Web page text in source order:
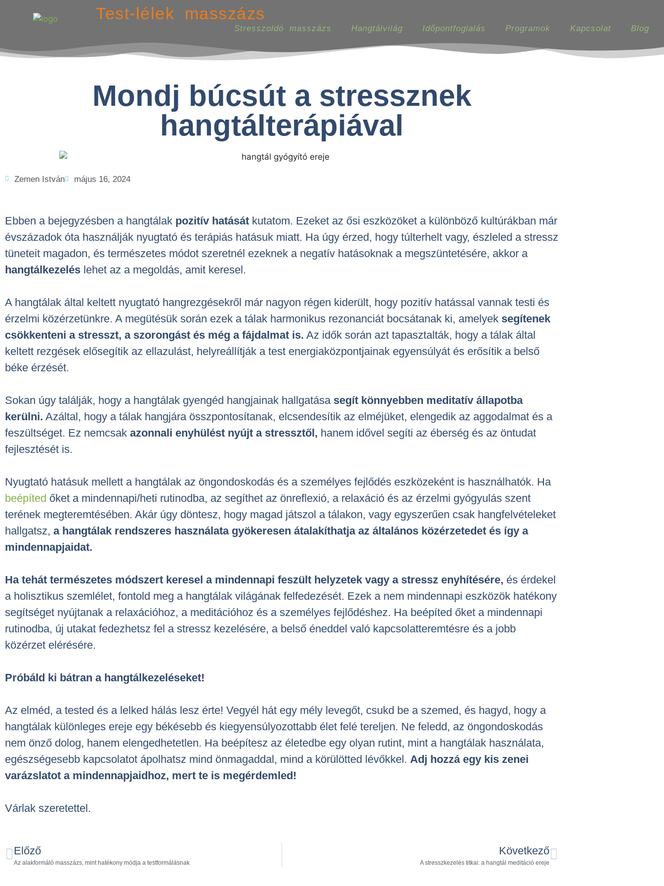
Test-lélek masszázs
Stresszoldó masszázs Hangtálvilág Időpontfoglalás Programok Kapcsolat Blog
Mondj búcsút a stressznek
hangtálterápiával
Zemen István május 16, 2024
Ebben a bejegyzésben a hangtálak pozitív hatását kutatom. Ezeket az ősi eszközöket a különböző kultúrákban már
évszázadok óta használják nyugtató és terápiás hatásuk miatt. Ha úgy érzed, hogy túlterhelt vagy, észleled a stressz
tüneteit magadon, és természetes módot szeretnél ezeknek a negatív hatásoknak a megszüntetésére, akkor a
hangtálkezelés lehet az a megoldás, amit keresel.
A hangtálak által keltett nyugtató hangrezgésekről már nagyon régen kiderült, hogy pozitív hatással vannak testi és
érzelmi közérzetünkre. A megütésük során ezek a tálak harmonikus rezonanciát bocsátanak ki, amelyek segítenek
csökkenteni a stresszt, a szorongást és még a fájdalmat is. Az idők során azt tapasztalták, hogy a tálak által
keltett rezgések elősegítik az ellazulást, helyreállítják a test energiaközpontjainak egyensúlyát és erősítik a belső
béke érzését.
Sokan úgy találják, hogy a hangtálak gyengéd hangjainak hallgatása segít könnyebben meditatív állapotba
kerülni. Azáltal, hogy a tálak hangjára összpontosítanak, elcsendesítik az elméjüket, elengedik az aggodalmat és a
feszültséget. Ez nemcsak azonnali enyhülést nyújt a stressztől, hanem idővel segíti az éberség és az öntudat
fejlesztését is.
Nyugtató hatásuk mellett a hangtálak az öngondoskodás és a személyes fejlődés eszközeként is használhatók. Ha
beépíted őket a mindennapi/heti rutinodba, az segíthet az önreflexió, a relaxáció és az érzelmi gyógyulás szent
terének megteremtésében. Akár úgy döntesz, hogy magad játszol a tálakon, vagy egyszerűen csak hangfelvételeket
hallgatsz, a hangtálak rendszeres használata gyökeresen átalakíthatja az általános közérzetedet és így a
mindennapjaidat.
Ha tehát természetes módszert keresel a mindennapi feszült helyzetek vagy a stressz enyhítésére, és érdekel
a holisztikus szemlélet, fontold meg a hangtálak világának felfedezését. Ezek a nem mindennapi eszközök hatékony
segítséget nyújtanak a relaxációhoz, a meditációhoz és a személyes fejlődéshez. Ha beépíted őket a mindennapi
rutinodba, új utakat fedezhetsz fel a stressz kezelésére, a belső éneddel való kapcsolatteremtésre és a jobb
közérzet elérésére.
Próbáld ki bátran a hangtálkezeléseket!
Az elméd, a tested és a lelked hálás lesz érte! Vegyél hát egy mély levegőt, csukd be a szemed, és hagyd, hogy a
hangtálak különleges ereje egy békésebb és kiegyensúlyozottabb élet felé tereljen. Ne feledd, az öngondoskodás
nem önző dolog, hanem elengedhetetlen. Ha beépítesz az életedbe egy olyan rutint, mint a hangtálak használata,
egészségesebb kapcsolatot ápolhatsz mind önmagaddal, mind a körülötted lévőkkel. Adj hozzá egy kis zenei
varázslatot a mindennapjaidhoz, mert te is megérdemled!
Várlak szeretettel.
Előző
Az alakformáló masszázs, mint hatékony módja a testformálásnak
Következő
A stresszkezelés titkai: a hangtál meditáció ereje